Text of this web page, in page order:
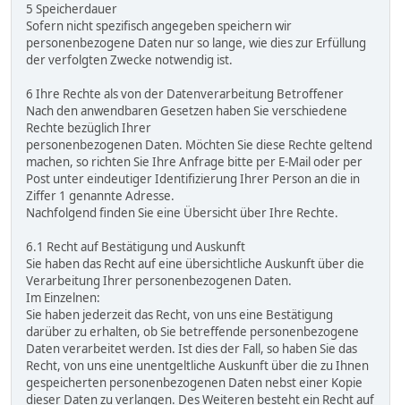
5 Speicherdauer
Sofern nicht spezifisch angegeben speichern wir
personenbezogene Daten nur so lange, wie dies zur Erfüllung
der verfolgten Zwecke notwendig ist.
6 Ihre Rechte als von der Datenverarbeitung Betroffener
Nach den anwendbaren Gesetzen haben Sie verschiedene
Rechte bezüglich Ihrer
personenbezogenen Daten. Möchten Sie diese Rechte geltend
machen, so richten Sie Ihre Anfrage bitte per E-Mail oder per
Post unter eindeutiger Identifizierung Ihrer Person an die in
Ziffer 1 genannte Adresse.
Nachfolgend finden Sie eine Übersicht über Ihre Rechte.
6.1 Recht auf Bestätigung und Auskunft
Sie haben das Recht auf eine übersichtliche Auskunft über die
Verarbeitung Ihrer personenbezogenen Daten.
Im Einzelnen:
Sie haben jederzeit das Recht, von uns eine Bestätigung
darüber zu erhalten, ob Sie betreffende personenbezogene
Daten verarbeitet werden. Ist dies der Fall, so haben Sie das
Recht, von uns eine unentgeltliche Auskunft über die zu Ihnen
gespeicherten personenbezogenen Daten nebst einer Kopie
dieser Daten zu verlangen. Des Weiteren besteht ein Recht auf